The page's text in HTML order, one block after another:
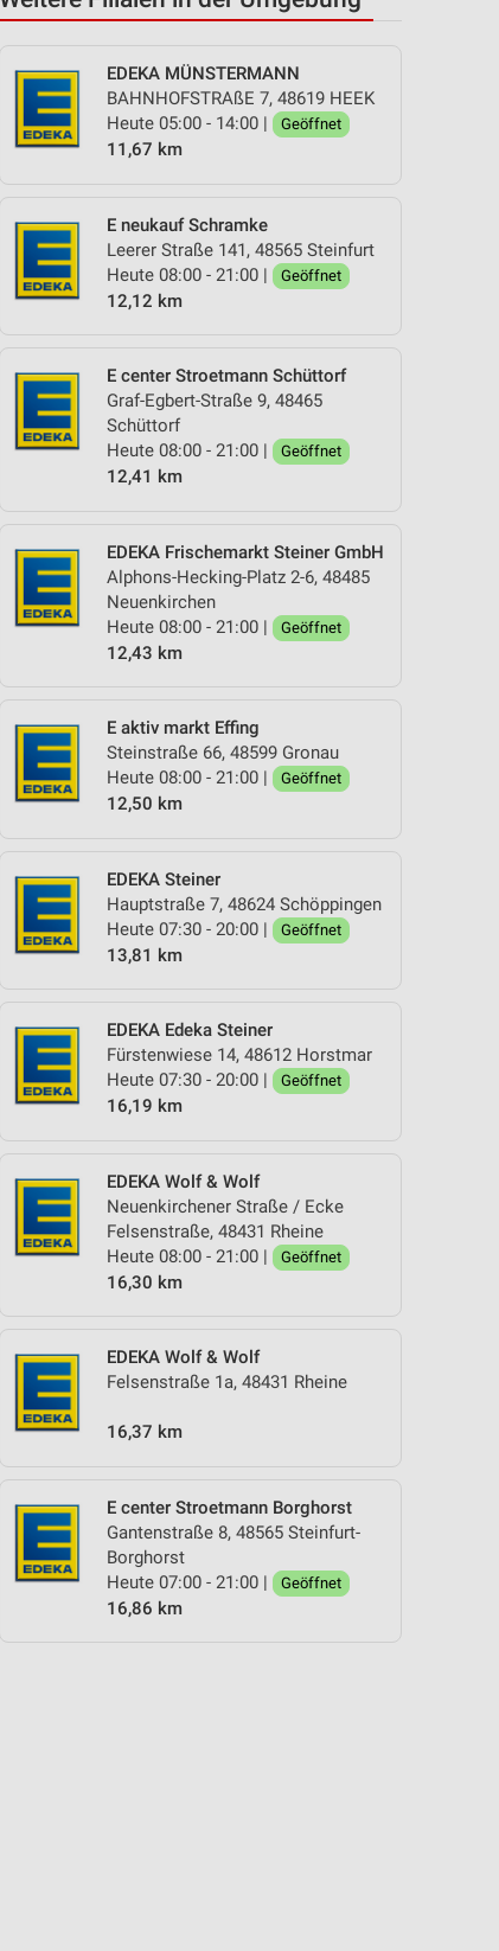
EDEKA MÜNSTERMANN
BAHNHOFSTRAßE 7, 48619 HEEK
Heute 05:00 - 14:00 |
Geöffnet
11,67 km
E neukauf Schramke
Leerer Straße 141, 48565 Steinfurt
Heute 08:00 - 21:00 |
Geöffnet
12,12 km
E center Stroetmann Schüttorf
Graf-Egbert-Straße 9, 48465
Schüttorf
Heute 08:00 - 21:00 |
Geöffnet
12,41 km
EDEKA Frischemarkt Steiner GmbH
Alphons-Hecking-Platz 2-6, 48485
Neuenkirchen
Heute 08:00 - 21:00 |
Geöffnet
12,43 km
E aktiv markt Effing
Steinstraße 66, 48599 Gronau
Heute 08:00 - 21:00 |
Geöffnet
12,50 km
EDEKA Steiner
Hauptstraße 7, 48624 Schöppingen
Heute 07:30 - 20:00 |
Geöffnet
13,81 km
EDEKA Edeka Steiner
Fürstenwiese 14, 48612 Horstmar
Heute 07:30 - 20:00 |
Geöffnet
16,19 km
EDEKA Wolf & Wolf
Neuenkirchener Straße / Ecke
Felsenstraße, 48431 Rheine
Heute 08:00 - 21:00 |
Geöffnet
16,30 km
EDEKA Wolf & Wolf
Felsenstraße 1a, 48431 Rheine
16,37 km
E center Stroetmann Borghorst
Gantenstraße 8, 48565 Steinfurt-
Borghorst
Heute 07:00 - 21:00 |
Geöffnet
16,86 km